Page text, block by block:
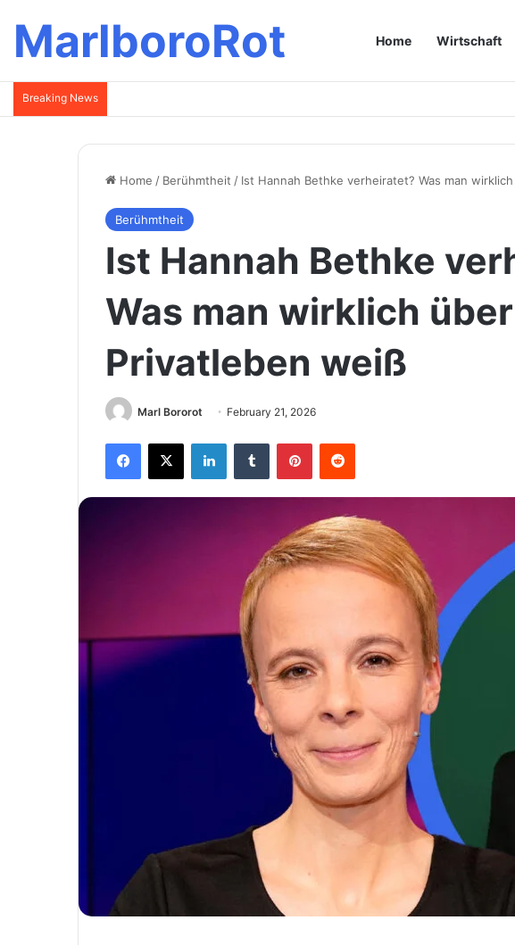
MarlboroRot Home Wirtschaft
Breaking News
Home / Berühmtheit / Ist Hannah Bethke verheiratet? Was man
Berühmtheit
Ist Hannah Bethke
Was man wirklich
Privatleben weiß
Marl Bororot February 21, 2026
Facebook
X LinkedInTumblr PinterestReddit